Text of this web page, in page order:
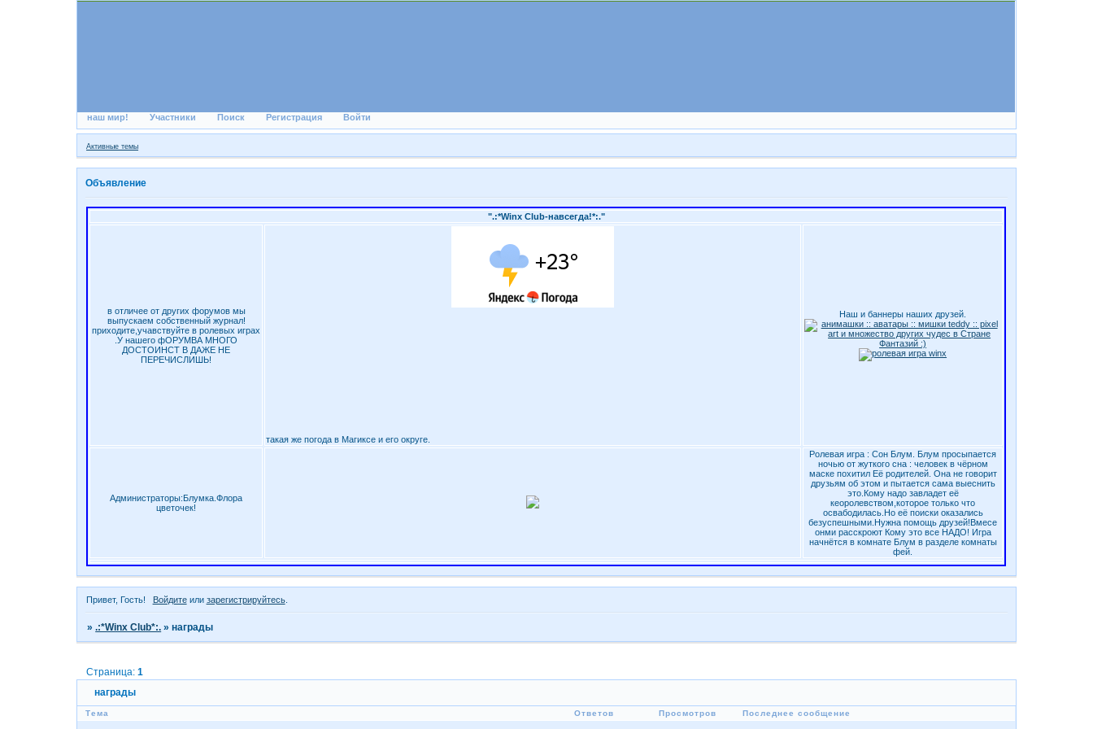
наш мир! Участники Поиск Регистрация Войти
Активные темы
Объявление
".:*Winx Club-навсегда!*:."
в отличее от других форумов мы
выпускаем собственный журнал!
приходите,учавствуйте в ролевых играх
.У нашего фОРУМВА МНОГО
ДОСТОИНСТ В ДАЖЕ НЕ
ПЕРЕЧИСЛИШЬ!
такая же погода в Магиксе и его округе.
Наш и баннеры наших друзей.
Администраторы:Блумка.Флора
цветочек!
Ролевая игра : Сон Блум. Блум просыпается
ночью от жуткого сна : человек в чёрном
маске похитил Её родителей. Она не говорит
друзьям об этом и пытается сама выеснить
это.Кому надо завладет её
кеоролевством,которое только что
освабодилась.Но её поиски оказались
безуспешными.Нужна помощь друзей!Вмесе
онми расскроют Кому это все НАДО! Игра
начнётся в комнате Блум в разделе комнаты
фей.
Привет, Гость! Войдитеили зарегистрируйтесь.
».:*Winx Club*:. »награды
награды
Страница:1
Тема Ответов Просмотров Последнее сообщение